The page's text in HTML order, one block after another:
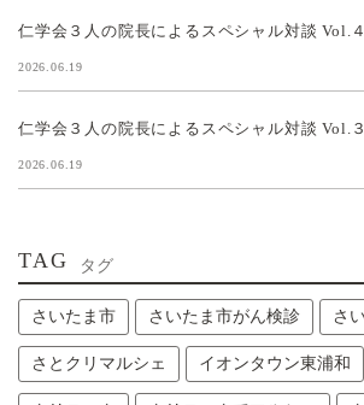
仁学会３人の院長によるスペシャル対談 Vol.４
2026.06.19
仁学会３人の院長によるスペシャル対談 Vol.３
2026.06.19
TAG タグ
さいたま市 さいたま市がん検診 さ
さとクリマルシェ イオンタウン東浦和